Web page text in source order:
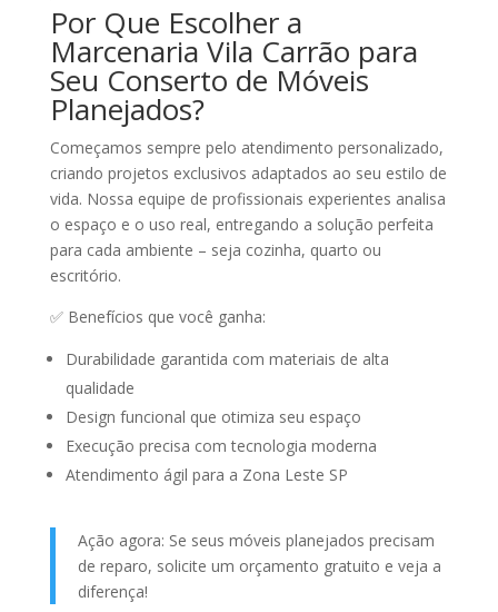
Por Que Escolher a
Marcenaria Vila Carrão para
Seu Conserto de Móveis
Planejados?
Começamos sempre pelo atendimento personalizado,
criando projetos exclusivos adaptados ao seu estilo de
vida. Nossa equipe de profissionais experientes analisa
o espaço e o uso real, entregando a solução perfeita
para cada ambiente – seja cozinha, quarto ou
escritório.
✅ Benefícios que você ganha:
Durabilidade garantida com materiais de alta
qualidade
Design funcional que otimiza seu espaço
Execução precisa com tecnologia moderna
Atendimento ágil para a Zona Leste SP
Ação agora: Se seus móveis planejados precisam
de reparo, solicite um orçamento gratuito e veja a
diferença!